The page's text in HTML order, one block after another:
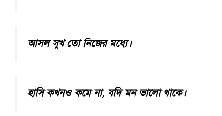
আসল সুখ তো নিজের মধ্যে।
হাসি কখনও কমে না, যদি মন ভালো থাকে।